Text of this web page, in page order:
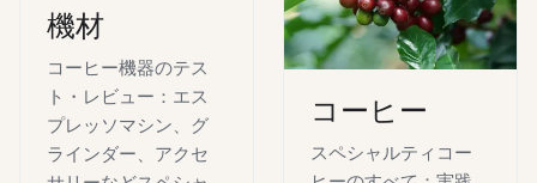
機材
コーヒー機器のテス
ト・レビュー：エス
プレッソマシン、グ
ラインダー、アクセ
コーヒー
スペシャルティコー